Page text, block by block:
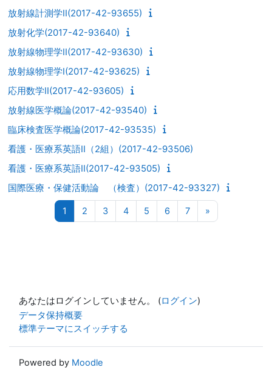
放射線計測学II(2017-42-93655)
放射化学(2017-42-93640)
放射線物理学II(2017-42-93630)
放射線物理学I(2017-42-93625)
応用数学II(2017-42-93605)
放射線医学概論(2017-42-93540)
臨床検査医学概論(2017-42-93535)
看護・医療系英語II（2組）(2017-42-93506)
看護・医療系英語II(2017-42-93505)
国際医療・保健活動論 （検査）(2017-42-93327)
1 ページ 1
2ページ 2
3ページ 3
4ページ 4
5ページ 5
6ページ 6
7ページ 7
»次のページ
あなたはログインしていません。 (ログイン)
データ保持概要
標準テーマにスイッチする
Powered by Moodle